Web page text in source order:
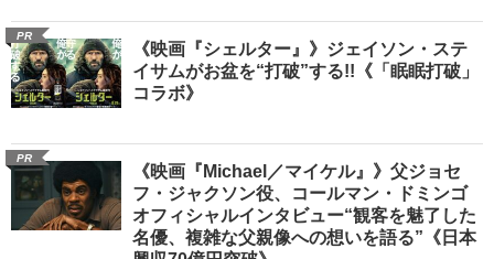
PR
《映画『シェルター』》ジェイソン・ステ
イサムがお盆を“打破”する!!《「眠眠打破」
コラボ》
PR
《映画『Michael／マイケル』》父ジョセ
フ・ジャクソン役、コールマン・ドミンゴ
オフィシャルインタビュー“観客を魅了した
名優、複雑な父親像への想いを語る”《日本